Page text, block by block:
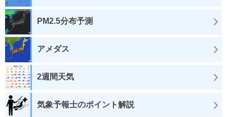
PM2.5分布予測
アメダス
2週間天気
気象予報士のポイント解説